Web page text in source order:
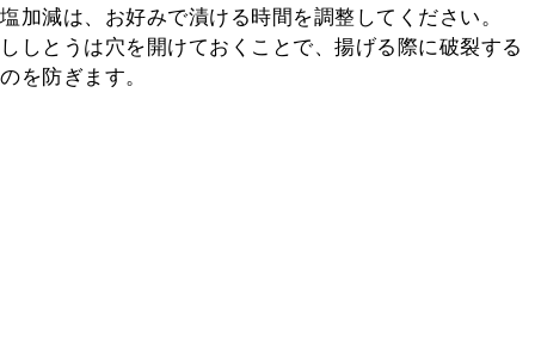
塩加減は、お好みで漬ける時間を調整してください。
ししとうは穴を開けておくことで、揚げる際に破裂する
のを防ぎます。